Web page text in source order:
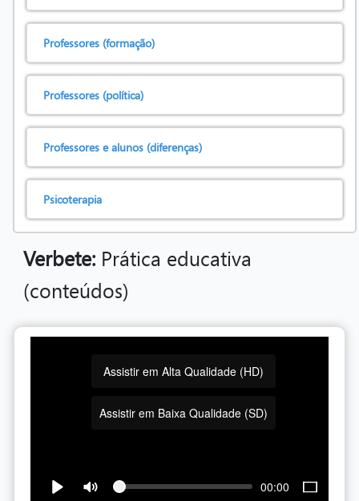
Professores (formação)
Professores (política)
Professores e alunos (diferenças)
Psicoterapia
Verbete:Prática educativa
(conteúdos)
Assistir em Alta Qualidade (HD)
Assistir em Baixa Qualidade (SD)
00:00